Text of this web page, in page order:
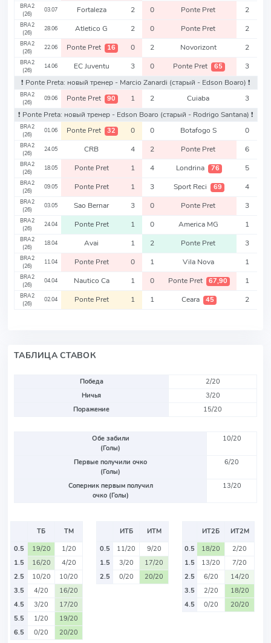
BRA2
(26)
03.07 Fortaleza 2 0 Ponte Pret 2
BRA2
(26)
28.06 Atletico G 2 0 Ponte Pret 2
BRA2
(26)
22.06 Ponte Pret 16 0 2 Novorizont 2
BRA2
(26)
14.06 EC Juventu 3 0 Ponte Pret 65
3
❗️ Ponte Preta: новый тренер - Marcio Zanardi (старый - Edson Boaro) ❗️
BRA2
(26)
09.06 Ponte Pret 90 1 2 Cuiaba
3
❗️ Ponte Preta: новый тренер - Edson Boaro (старый - Rodrigo Santana) ❗️
BRA2
(26)
01.06 Ponte Pret 32 0 0 Botafogo S 0
BRA2
(26)
24.05 CRB 4 2 Ponte Pret 6
BRA2
(26)
18.05 Ponte Pret 1 4 Londrina 76 5
BRA2
(26)
09.05 Ponte Pret 1 3 Sport Reci 69 4
BRA2
(26)
03.05 Sao Bernar 3 0 Ponte Pret 3
BRA2
(26)
24.04 Ponte Pret 1 0 America MG 1
BRA2
(26)
18.04 Avai 1 2 Ponte Pret 3
BRA2
(26)
11.04 Ponte Pret 0 1 Vila Nova 1
BRA2
(26)
04.04 Nautico Ca 1 0 Ponte Pret 67,90 1
BRA2
(26)
02.04 Ponte Pret 1 1 Ceara 45 2
ТАБЛИЦА СТАВОК
Победа
2/20
Ничья
3/20
Поражение
15/20
Обе забили
(Голы)
10/20
Первые получили очко
(Голы)
6/20
Соперник первым получил
очко (Голы)
13/20
ТБ
ТМ
0.5
19/20
1/20
1.5
16/20
4/20
2.5
10/20
10/20
3.5
4/20
16/20
4.5
3/20
17/20
5.5
1/20
19/20
6.5
0/20 20/20
ИТБ
ИТМ
0.5
11/20
9/20
1.5
3/20
17/20
2.5
0/20 20/20
ИТ2Б
ИТ2М
0.5
18/20
2/20
1.5
13/20
7/20
2.5
6/20
14/20
3.5
2/20
18/20
4.5
0/20 20/20